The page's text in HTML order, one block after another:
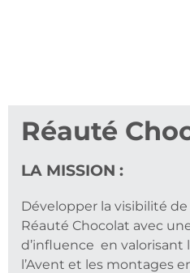
Réauté
LA MISSION :
Développer la visibilité de
Réauté Chocolat avec
d’influence en valorisant
l’Avent et les montages